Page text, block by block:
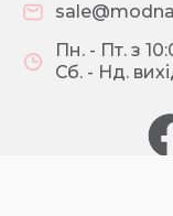
Пн. - Пт. з
Сб. - Нд.